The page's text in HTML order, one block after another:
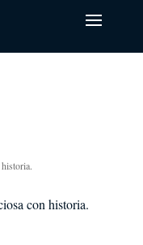
con historia.